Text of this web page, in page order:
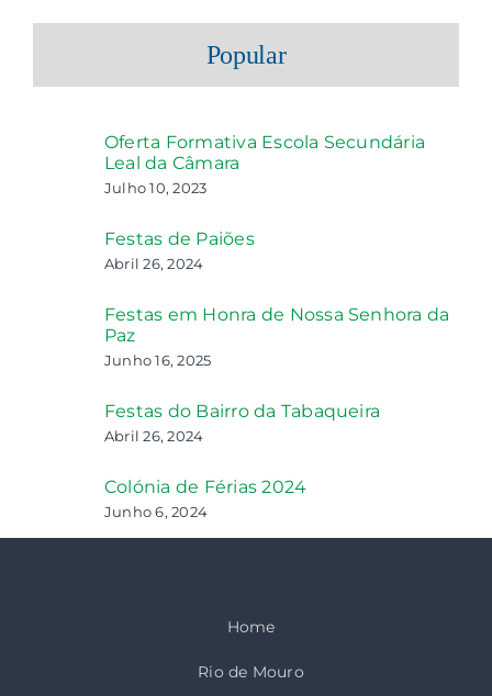
Popular
Oferta Formativa Escola Secundária
Leal da Câmara
Julho 10, 2023
Festas de Paiões
Abril 26, 2024
Festas em Honra de Nossa Senhora da
Paz
Junho 16, 2025
Festas do Bairro da Tabaqueira
Abril 26, 2024
Colónia de Férias 2024
Junho 6, 2024
Home
Rio de Mouro